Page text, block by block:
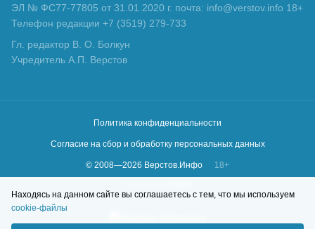
ЭЛ № ФС77-77805 от 31.01.2020 г. почта: info@verstov.info 18+
Телефон редакции +7 (3519) 279-733
Гл. редактор В. О. Болкун
Учредитель А.П. Верстов
Политика конфиденциальности
Согласие на сбор и обработку персональных данных
© 2008—2026 Верстов.Инфо
18+
Находясь на данном сайте вы соглашаетесь с тем, что мы используем
cookie-файлы